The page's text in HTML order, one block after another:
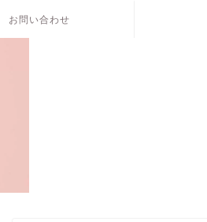
お問い合わせ